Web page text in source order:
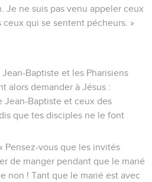
Je ne suis pas venu appeler ceux
ceux qui se sentent pécheurs. »
Baptiste et les Pharisiens
alors demander à Jésus :
Jean-Baptiste et ceux des
que tes disciples ne le font
Pensez-vous que les invités
de manger pendant que le marié
non ! Tant que le marié est avec